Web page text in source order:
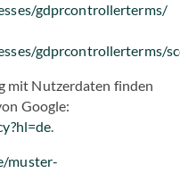
gdprcontrollerterms/
gdprcontrollerterms/
mit Nutzerdaten finden
Google:
.
muster-